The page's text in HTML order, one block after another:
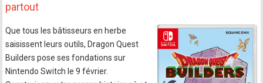
partout
Que tous les bâtisseurs en herbe
saisissent leurs outils, Dragon Quest
Builders pose ses fondations sur
Nintendo Switch le 9 février.